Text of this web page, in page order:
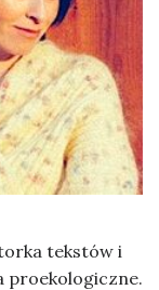
tekstów i
proekologiczne.